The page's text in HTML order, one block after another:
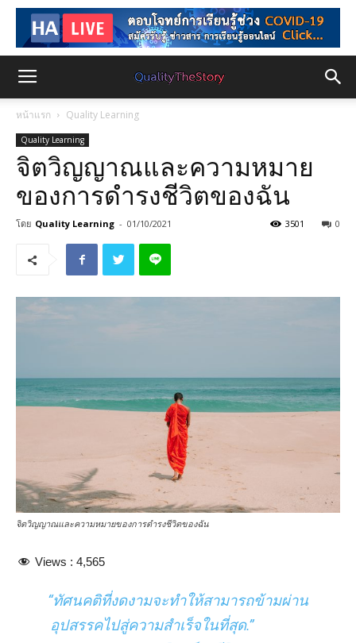
หน้าแรก Quality Learning
Quality Learning
จิตวิญญาณและความหมาย
ของการดำรงชีวิตของฉัน
โดย Quality Learning - 01/10/2021 0
3501
จิตวิญญาณและความหมายของการดำรงชีวิตของฉัน
Views : 4,565
“ทัศนคติที่งดงามจะทำให้สามารถข้ามผ่าน
อุปสรรคไปสู่ความสำเร็จในที่สุด.”